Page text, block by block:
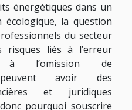
énergétiques dans un
la question
du secteur
risques liés à l’erreur
à l’omission de
peuvent avoir des
et juridiques
pourquoi souscrire